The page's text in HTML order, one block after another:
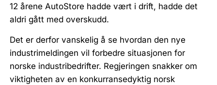
12 årene AutoStore hadde vært i drift, hadde det
aldri gått med overskudd.
Det er derfor vanskelig å se hvordan den nye
industrimeldingen vil forbedre situasjonen for
norske industribedrifter. Regjeringen snakker om
viktigheten av en konkurransedyktig norsk